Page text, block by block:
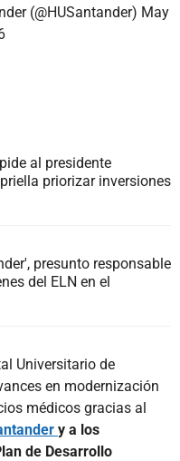
(@HUSantander) May
al presidente
priorizar inversiones
presunto responsable
del ELN en el
Universitario de
en modernización
médicos gracias al
y a los
de Desarrollo